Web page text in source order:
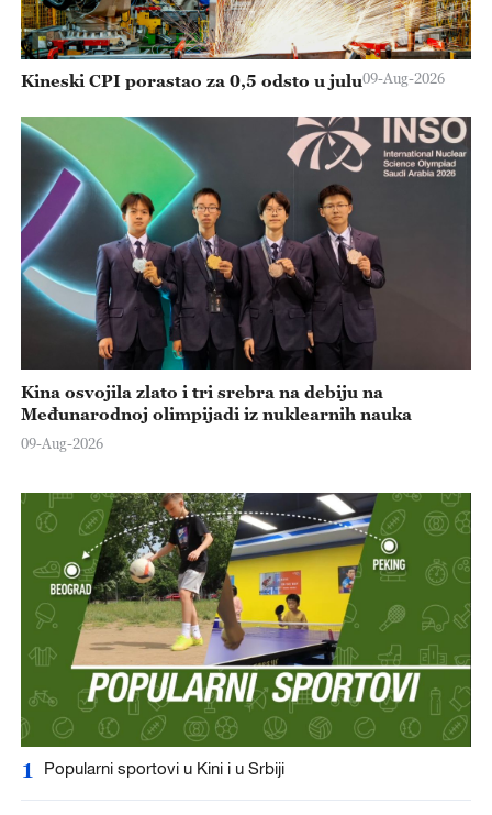
Kineski CPI porastao za 0,5 odsto u julu09-Aug-2026
Kina osvojila zlato i tri srebra na debiju na
Međunarodnoj olimpijadi iz nuklearnih nauka
09-Aug-2026
1 Popularni sportovi u Kini i u Srbiji